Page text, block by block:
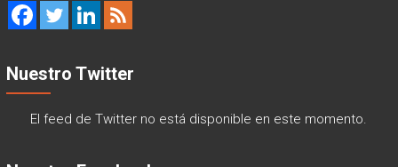
Nuestro Twitter
El feed de Twitter no está disponible en este momento.